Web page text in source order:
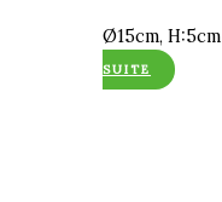
Ø15cm, H:5cm
SUITE